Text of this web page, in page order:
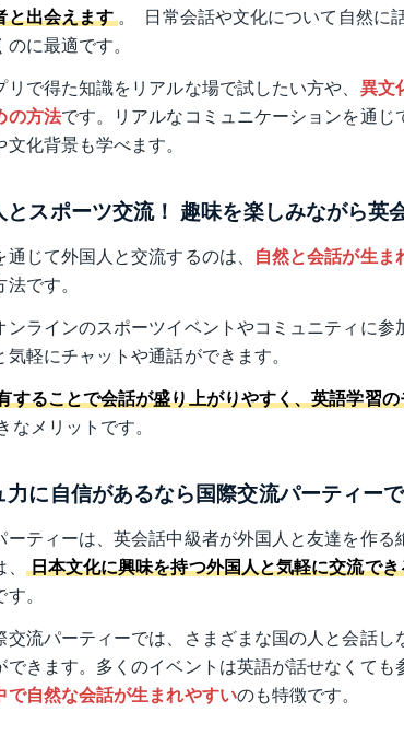
と出会えます 。  日常会話や文化について自然に
に最適です。
リで得た知識をリアルな場で試したい方や、 異文
の方法です。リアルなコミュニケーションを通じ
文化背景も学べます。
とスポーツ交流！ 趣味を楽しみながら英
通じて外国人と交流するのは、
自然と会話が生ま
法です。
ンラインのスポーツイベントやコミュニティに参
気軽にチャットや通話ができます。
することで会話が盛り上がりやすく、英語学習
なメリットです。
力に自信があるなら国際交流パーティー
ーティーは、英会話中級者が外国人と友達を作る
日本文化に興味を持つ外国人と気軽に交流でき
。
交流パーティーでは、さまざまな国の人と会話し
できます。多くのイベントは英語が話せなくても
で自然な会話が生まれやすいのも特徴です。